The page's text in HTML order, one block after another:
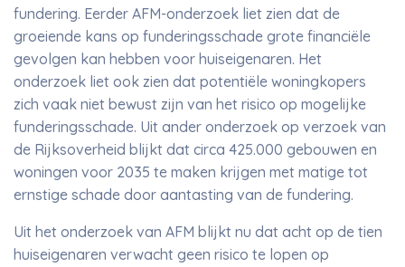
fundering. Eerder AFM-onderzoek liet zien dat de
groeiende kans op funderingsschade grote financiële
gevolgen kan hebben voor huiseigenaren. Het
onderzoek liet ook zien dat potentiële woningkopers
zich vaak niet bewust zijn van het risico op mogelijke
funderingsschade. Uit ander onderzoek op verzoek van
de Rijksoverheid blijkt dat circa 425.000 gebouwen en
woningen voor 2035 te maken krijgen met matige tot
ernstige schade door aantasting van de fundering.
Uit het onderzoek van AFM blijkt nu dat acht op de tien
huiseigenaren verwacht geen risico te lopen op